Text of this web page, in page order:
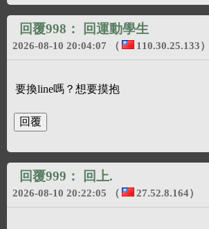
回覆998： 回運動學生
2026-08-10 20:04:07 （ 110.30.25.133）
要換line嗎？想要摸抱
回覆999： 回上.
2026-08-10 20:22:05 （ 27.52.8.164）